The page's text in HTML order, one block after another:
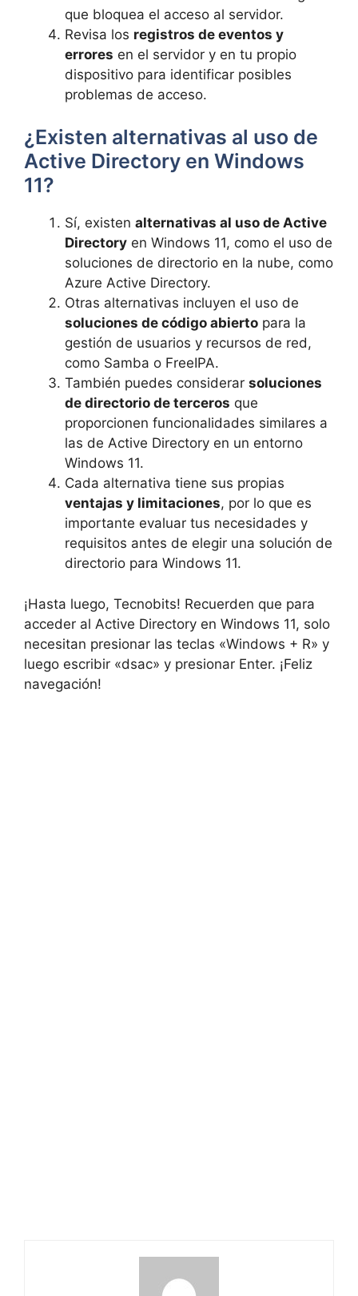
que bloquea el acceso al servidor.
Revisa los registros de eventos y
errores en el servidor y en tu propio
dispositivo para identificar posibles
problemas de acceso.
¿Existen alternativas al uso de
Active Directory en Windows
11?
Sí, existen alternativas al uso de Active
Directory en Windows 11, como el uso de
soluciones de directorio en la nube, como
Azure Active Directory.
Otras alternativas incluyen el uso de
soluciones de código abierto para la
gestión de usuarios y recursos de red,
como Samba o FreeIPA.
También puedes considerar soluciones
de directorio de terceros que
proporcionen funcionalidades similares a
las de Active Directory en un entorno
Windows 11.
Cada alternativa tiene sus propias
ventajas y limitaciones, por lo que es
importante evaluar tus necesidades y
requisitos antes de elegir una solución de
directorio para Windows 11.
¡Hasta luego, Tecnobits! Recuerden que para
acceder al Active Directory en Windows 11, solo
necesitan presionar las teclas «Windows + R» y
luego escribir «dsac» y presionar Enter. ¡Feliz
navegación!